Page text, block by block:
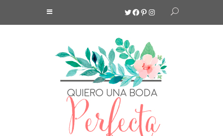
Twitter
Facebook
Pinterest
Instagram